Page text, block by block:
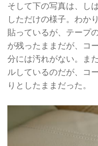
そして下の写真は、し
しただけの様子。わか
貼っているが、テープ
が残ったままだが、コ
分には汚れがない。ま
ルしているのだが、コ
りとしたままだった。